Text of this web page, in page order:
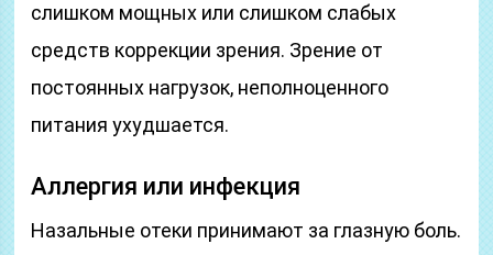
слишком мощных или слишком слабых
средств коррекции зрения. Зрение от
постоянных нагрузок, неполноценного
питания ухудшается.
Аллергия или инфекция
Назальные отеки принимают за глазную боль.